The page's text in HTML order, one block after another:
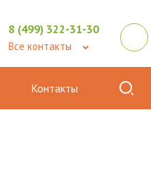
8 (499) 322-31-30
Все контакты
Контакты